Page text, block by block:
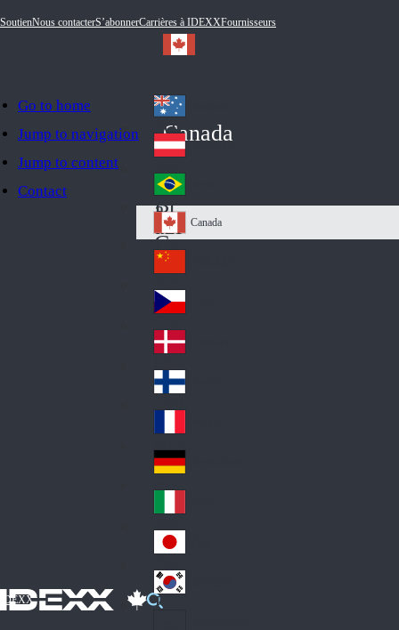
Go to home
Jump to navigation
Jump to content
Contact
SoutienNous contacterS’abonnerCarrières à IDEXXFournisseurs
IDEXX
Canada
Au
str
ali
a
Au
stri
a
Br
azi
l
Ca
na
da
Canada
Ch
ina
Cz
ec
h
De
nm
ark
Fin
d
Fra
nc
e
Ge
an
y
Ital
y
Jap
an
Ko